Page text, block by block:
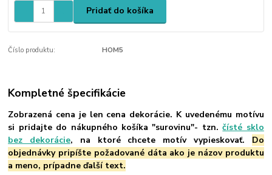
Pridať do košíka
Číslo produktu: HOM5
Kompletné špecifikácie
Zobrazená cena je len cena dekorácie. K uvedenému motívu
si pridajte do nákupného košíka "surovinu"- tzn.čísté sklo
bez dekorácie, na ktoré chcete motív vypieskovať. Do
objednávky pripíšte požadované dáta ako je názov produktu
a meno, prípadne ďalší text.